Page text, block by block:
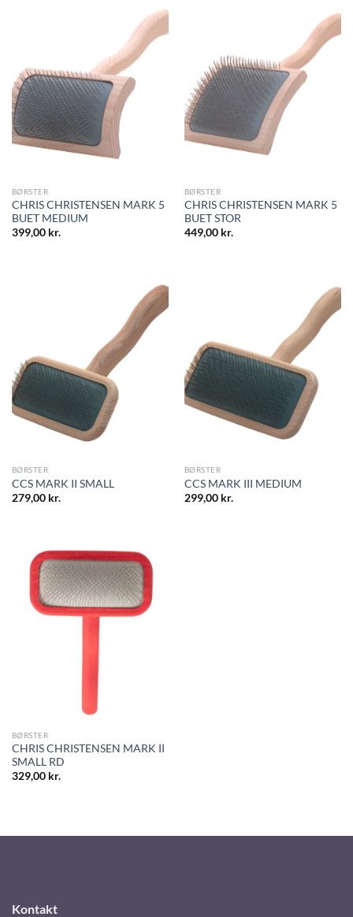
BØRSTER
CHRIS CHRISTENSEN MARK 5
BUET MEDIUM
399,00 kr.
BØRSTER
CHRIS CHRISTENSEN MARK 5
BUET STOR
449,00 kr.
BØRSTER
CCS MARK II SMALL
279,00 kr.
BØRSTER
CCS MARK III MEDIUM
299,00 kr.
BØRSTER
CHRIS CHRISTENSEN MARK II
SMALL RD
329,00 kr.
Kontakt